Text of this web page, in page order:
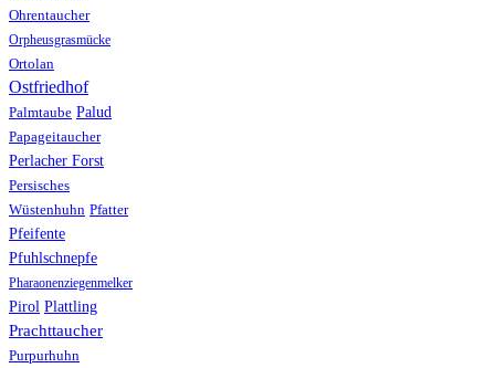
Ohrentaucher
Orpheusgrasmücke
Ortolan
Ostfriedhof
Palmtaube Palud
Papageitaucher
Perlacher Forst
Persisches
Wüstenhuhn Pfatter
Pfeifente
Pfuhlschnepfe
Pharaonenziegenmelker
Pirol Plattling
Prachttaucher
Purpurhuhn